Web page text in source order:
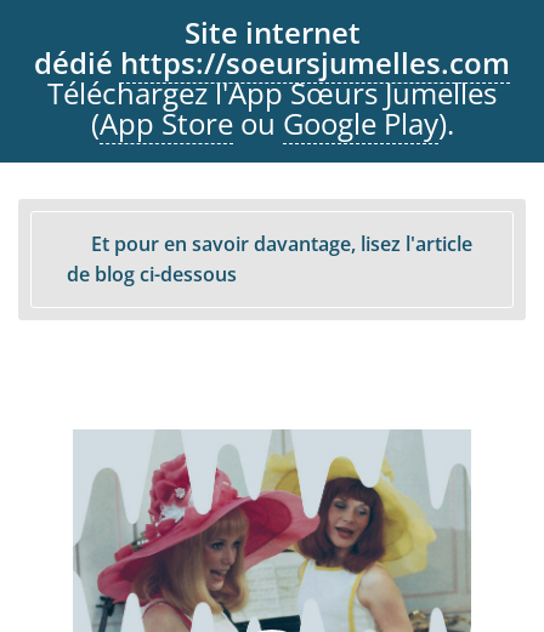
Site internet
dédié https://soeursjumelles.com
Téléchargez l'App Sœurs Jumelles
(App Storeou Google Play).
Et pour en savoir davantage, lisez l'article
de blog ci-dessous